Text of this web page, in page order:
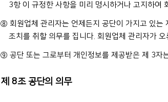
3항 이 규정한 사항을 미리 명시하거나 고지하여
⑧ 회원업체 관리자는 언제든지 공단이 가지고 있는
조치를 취할 의무를 집니다. 회원업체 관리자가
⑨ 공단 또는 그로부터 개인정보를 제공받은 제 3자
제 8조 공단의 의무